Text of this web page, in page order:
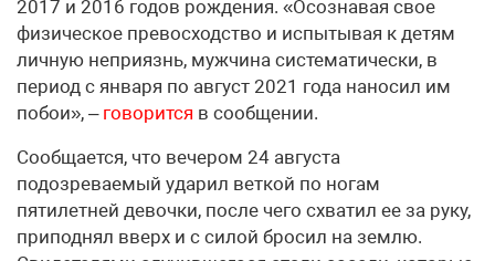
2017 и 2016 годов рождения. «Осознавая свое
физическое превосходство и испытывая к детям
личную неприязнь, мужчина систематически, в
период с января по август 2021 года наносил им
побои», – говорится в сообщении.
Сообщается, что вечером 24 августа
подозреваемый ударил веткой по ногам
пятилетней девочки, после чего схватил ее за руку,
приподнял вверх и с силой бросил на землю.